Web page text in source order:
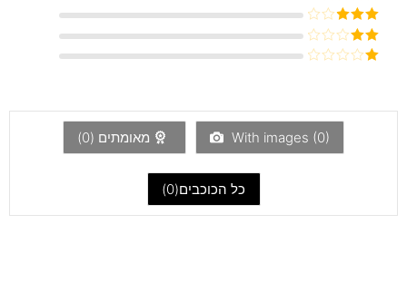
5
דורג4
מתוך 5
דורג3
מתוך 5
דורג
5
With images (0) מאומתים (0
)
כל הכוכבים(0
)